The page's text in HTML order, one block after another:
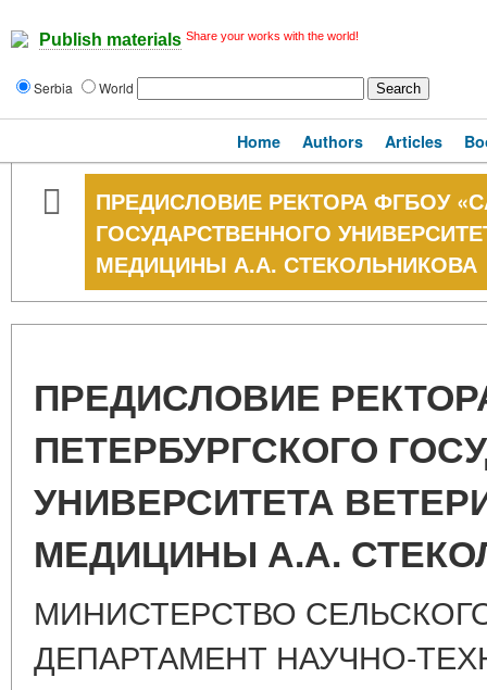
Publish materials Share your works with the world!
Serbia World
Home Authors Articles
ПРЕДИСЛОВИЕ РЕКТОРА ФГБОУ
ГОСУДАРСТВЕННОГО
МЕДИЦИНЫ А.А. СТЕКОЛЬНИКОВА
ПРЕДИСЛОВИЕ
ПЕТЕРБУРГСКОГО
УНИВЕРСИТЕТА
МЕДИЦИНЫ А.А.
МИНИСТЕРСТВО
ДЕПАРТАМЕНТ НАУЧНО-